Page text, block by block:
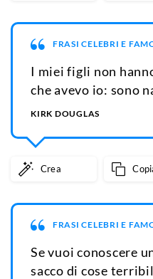
FRASI CELEBRI E
I miei figli non
che avevo io: sono
KIRK DOUGLAS
Crea
FRASI CELEBRI E
Se vuoi conoscere
sacco di cose